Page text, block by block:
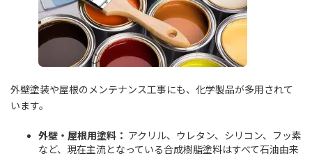
外壁塗装や屋根のメンテナンス工事にも、化学製品が多用されて
います。
外壁・屋根用塗料： アクリル、ウレタン、シリコン、フッ素
など、現在主流となっている合成樹脂塗料はすべて石油由来